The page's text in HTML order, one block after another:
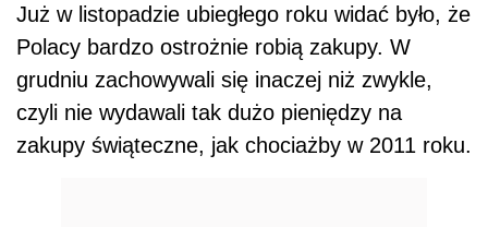
Już w listopadzie ubiegłego roku widać było, że
Polacy bardzo ostrożnie robią zakupy. W
grudniu zachowywali się inaczej niż zwykle,
czyli nie wydawali tak dużo pieniędzy na
zakupy świąteczne, jak chociażby w 2011 roku.